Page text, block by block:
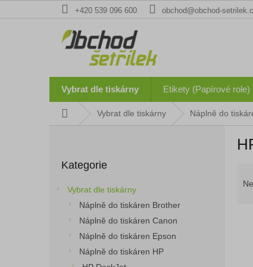
na
+420 539 096 600 obchod@obchod-
Vybrat dle tiskárny Etikety (Papírové role)
Domů Vybrat dle tiskárny Náplně do
kategorie
Kategorie
Vybrat dle tiskárny
Náplně do tiskáren Brother
Náplně do tiskáren Canon
Náplně do tiskáren Epson
Náplně do tiskáren HP